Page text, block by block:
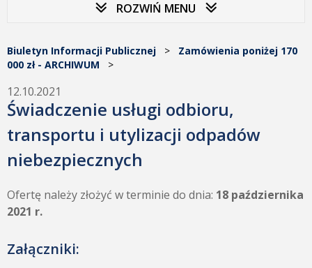
ROZWIŃ MENU
Biuletyn Informacji Publicznej > Zamówienia poniżej 170
000 zł - ARCHIWUM >
12.10.2021
Świadczenie usługi odbioru,
transportu i utylizacji odpadów
niebezpiecznych
Ofertę należy złożyć w terminie do dnia: 18 października
2021 r.
Załączniki: